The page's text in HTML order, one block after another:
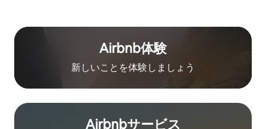
Airbnb体験
新しいことを体験しましょう
Airbnb⁠サ⁠ー⁠ビ⁠ス